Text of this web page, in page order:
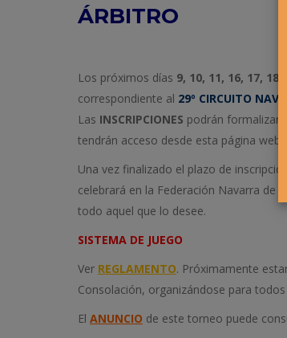
ÁRBITRO
Los próximos días 9, 10, 11, 16, 17, 18,
correspondiente al 29º CIRCUITO
Las INSCRIPCIONES podrán
tendrán acceso desde esta página web
Una vez finalizado el plazo de
celebrará en la Federación Navarra de
todo aquel que lo desee.
SISTEMA DE JUEGO
Ver REGLAMENTO. Próximamente
Consolación, organizándose para
El ANUNCIO de este torneo puede